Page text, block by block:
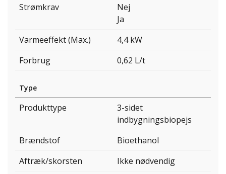
Strømkrav
Nej
Ja
Varmeeffekt (Max.)
4,4 kW
Forbrug
0,62 L/t
Type
Produkttype
3-sidet
indbygningsbiopejs
Brændstof
Bioethanol
Aftræk/skorsten
Ikke nødvendig